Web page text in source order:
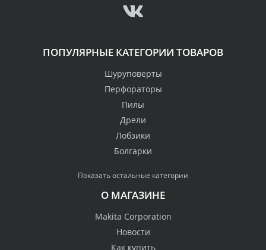
ПОПУЛЯРНЫЕ КАТЕГОРИИ ТОВАРОВ
Шуруповерты
Перфораторы
Пилы
Дрели
Лобзики
Болгарки
Показать остальные категории
О МАГАЗИНЕ
Makita Corporation
Новости
Как купить